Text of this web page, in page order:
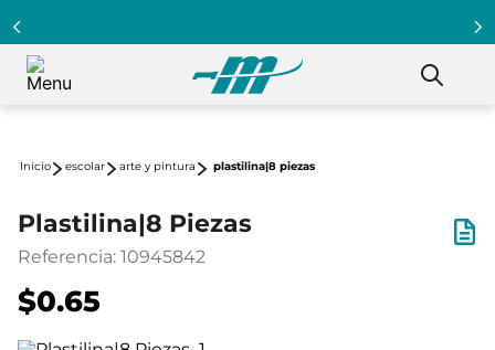
escolar arte y pintura plastilina|8 piezas
Plastilina|8 Piezas
Referencia: 10945842
$0.65